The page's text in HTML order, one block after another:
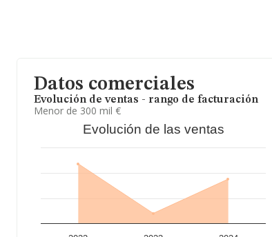
Datos comerciales
Evolución de ventas - rango de facturación
Menor de 300 mil €
Evolución de las ventas